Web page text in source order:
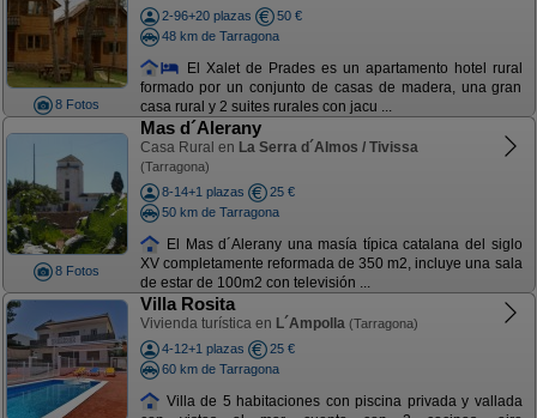
8 Fotos
2-96+20 plazas
50 €
48 km de Tarragona
El Xalet de Prades es un apartamento hotel rural
formado por un conjunto de casas de madera, una gran
casa rural y 2 suites rurales con jacu ...
8 Fotos
Mas d´Alerany
Casa Rural en La Serra d´Almos / Tivissa
(Tarragona)
8-14+1 plazas
25 €
50 km de Tarragona
El Mas d´Alerany una masía típica catalana del siglo
XV completamente reformada de 350 m2, incluye una sala
de estar de 100m2 con televisión ...
Villa Rosita
Vivienda turística en L´Ampolla (Tarragona)
4-12+1 plazas
25 €
60 km de Tarragona
Villa de 5 habitaciones con piscina privada y vallada